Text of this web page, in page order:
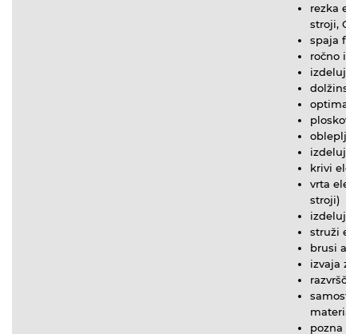
rezka
stroji,
spaja
ročno in
izdeluje
obleplja
izdeluje
krivi
vrta
stroji)
izdeluje
struži
brusi ali
izvaja
pozna